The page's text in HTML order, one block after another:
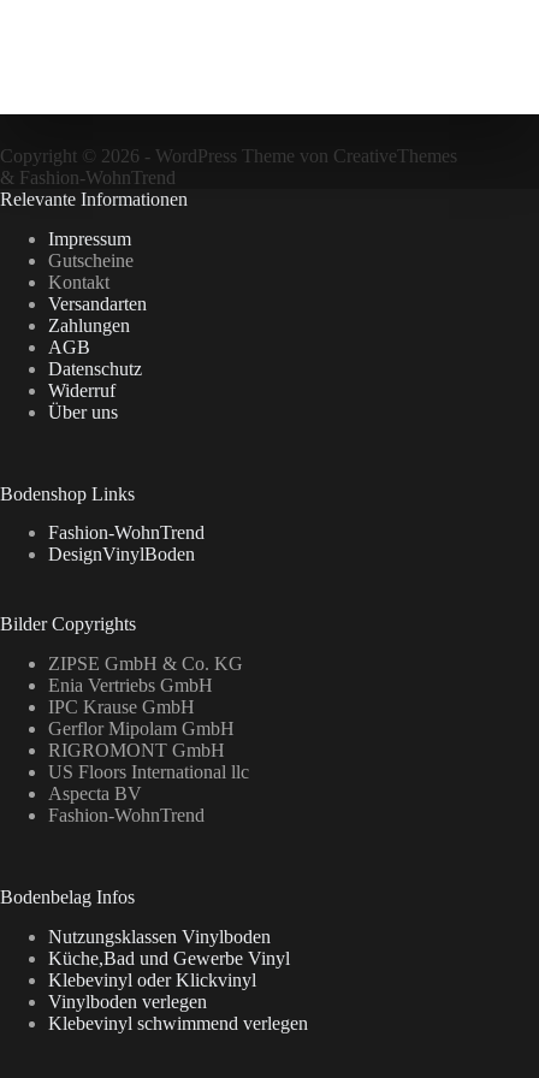
Copyright © 2026 - WordPress Theme von CreativeThemes
& Fashion-WohnTrend
Relevante Informationen
Impressum
Gutscheine
Kontakt
Versandarten
Zahlungen
AGB
Datenschutz
Widerruf
Über uns
Bodenshop Links
Fashion-WohnTrend
DesignVinylBoden
Bilder Copyrights
ZIPSE GmbH & Co. KG
Enia Vertriebs GmbH
IPC Krause GmbH
Gerflor Mipolam GmbH
RIGROMONT GmbH
US Floors International llc
Aspecta BV
Fashion-WohnTrend
Bodenbelag Infos
Nutzungsklassen Vinylboden
Küche,Bad und Gewerbe Vinyl
Klebevinyl oder Klickvinyl
Vinylboden verlegen
Klebevinyl schwimmend verlegen